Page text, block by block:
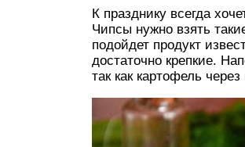
К празднику всегда
Чипсы нужно взять
подойдет продукт
достаточно крепкие.
так как картофель